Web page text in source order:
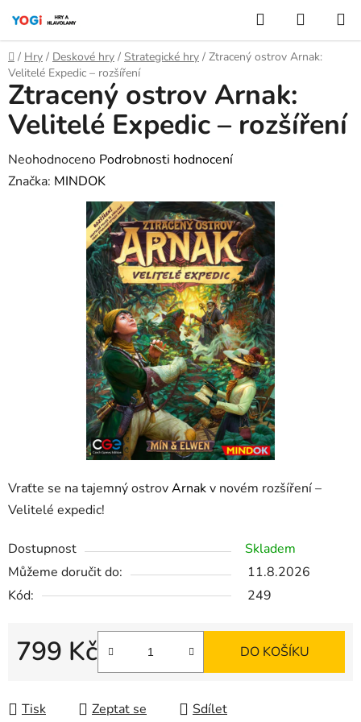
obsah
Hledat
KOŠÍK
Domů
/ Hry / Deskové hry / Strategické hry / Ztracený ostrov Arnak:
Velitelé Expedic – rozšíření
Vraťte se na tajemný ostrovArnakv novém rozšíření –
Velitelé expedic!
Dostupnost
Skladem
Můžeme doručit do:
11.8.2026
Kód:
249
799 Kč DO KOŠÍKU
Tisk Zeptat se Sdílet
Ztracený ostrov Arnak:
Velitelé Expedic – rozšíření
Průměrné
hodnocení
Neohodnoceno Podrobnosti hodnocení
Značka: MINDOK